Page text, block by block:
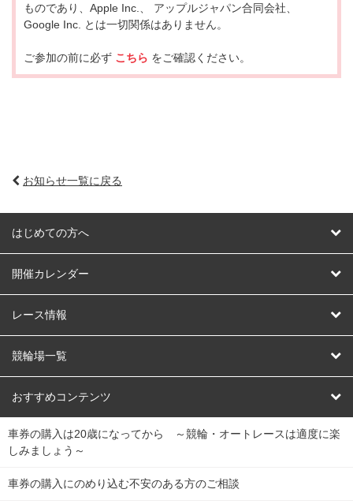
ものであり、Apple Inc.、 アップルジャパン合同会社、
Google Inc. とは一切関係はありません。
ご参加の前に必ず こちら をご確認ください。
お知らせ一覧に戻る
はじめての方へ
はじめての方へ
開催カレンダー
競輪
オートレース
競輪くじ
Dokanto!
チャリロトプラザ
レース情報
レース予想
レース結果
キャリーオーバー一覧
競輪場一覧
北日本 函館競輪場
関
東
弥彦競輪場 前橋競輪場 取手競輪場 宇都宮競輪場
おすすめコンテンツ
競輪選手情報
Perfecta Navi
車券の購入は20歳になってから ～競輪・オートレースは適度に楽
しみましょう～
車券の購入にのめり込む不安のある方のご相談